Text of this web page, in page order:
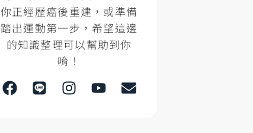
你正經歷癌後重建，或準備
踏出運動第一步，希望這邊
的知識整理可以幫助到你
唷！